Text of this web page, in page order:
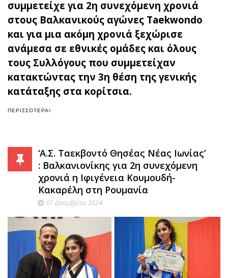
συμμετείχε για 2η συνεχόμενη χρονιά
στους Βαλκανικούς αγώνες Taekwondo
και για μια ακόμη χρονιά ξεχώρισε
ανάμεσα σε εθνικές ομάδες και όλους
τους Συλλόγους που συμμετείχαν
κατακτώντας την 3η θέση της γενικής
κατάταξης στα κορίτσια.
ΠΕΡΙΣΣΌΤΕΡΑ
‘Α.Σ. Ταεκβοντό Θησέας Νέας Ιωνίας’
: Βαλκανιονίκης για 2η συνεχόμενη
χρονιά η Ιφιγένεια Κουμουδή-
Κακαρέλη στη Ρουμανία
01 Δεκεμβρίου 2024